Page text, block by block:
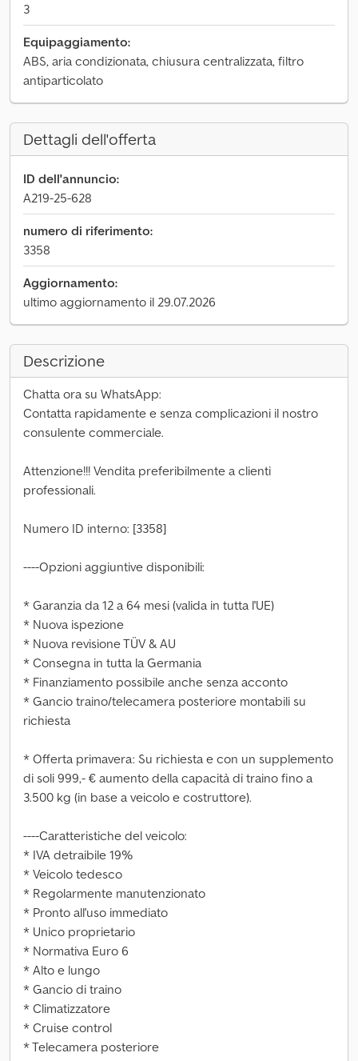
3
Equipaggiamento:
ABS, aria condizionata, chiusura centralizzata, filtro
antiparticolato
Dettagli dell'offerta
ID dell'annuncio:
A219-25-628
numero di riferimento:
3358
Aggiornamento:
ultimo aggiornamento il 29.07.2026
Descrizione
Chatta ora su WhatsApp:
Contatta rapidamente e senza complicazioni il nostro
consulente commerciale.
Attenzione!!! Vendita preferibilmente a clienti
professionali.
Numero ID interno: [3358]
----Opzioni aggiuntive disponibili:
* Garanzia da 12 a 64 mesi (valida in tutta l'UE)
* Nuova ispezione
* Nuova revisione TÜV & AU
* Consegna in tutta la Germania
* Finanziamento possibile anche senza acconto
* Gancio traino/telecamera posteriore montabili su
richiesta
* Offerta primavera: Su richiesta e con un supplemento
di soli 999,- € aumento della capacità di traino fino a
3.500 kg (in base a veicolo e costruttore).
----Caratteristiche del veicolo:
* IVA detraibile 19%
* Veicolo tedesco
* Regolarmente manutenzionato
* Pronto all'uso immediato
* Unico proprietario
* Normativa Euro 6
* Alto e lungo
* Gancio di traino
* Climatizzatore
* Cruise control
* Telecamera posteriore